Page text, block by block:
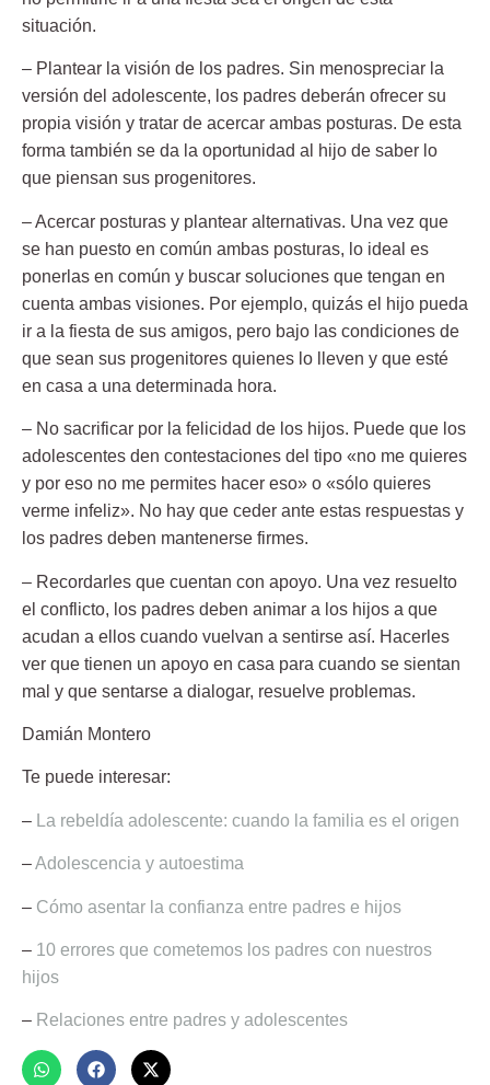
situación.
– Plantear la visión de los padres. Sin menospreciar la
versión del adolescente, los padres deberán ofrecer su
propia visión y tratar de acercar ambas posturas. De esta
forma también se da la oportunidad al hijo de saber lo
que piensan sus progenitores.
– Acercar posturas y plantear alternativas. Una vez que
se han puesto en común ambas posturas, lo ideal es
ponerlas en común y buscar soluciones que tengan en
cuenta ambas visiones. Por ejemplo, quizás el hijo pueda
ir a la fiesta de sus amigos, pero bajo las condiciones de
que sean sus progenitores quienes lo lleven y que esté
en casa a una determinada hora.
– No sacrificar por la felicidad de los hijos. Puede que los
adolescentes den contestaciones del tipo «no me quieres
y por eso no me permites hacer eso» o «sólo quieres
verme infeliz». No hay que ceder ante estas respuestas y
los padres deben mantenerse firmes.
– Recordarles que cuentan con apoyo. Una vez resuelto
el conflicto, los padres deben animar a los hijos a que
acudan a ellos cuando vuelvan a sentirse así. Hacerles
ver que tienen un apoyo en casa para cuando se sientan
mal y que sentarse a dialogar, resuelve problemas.
Damián Montero
Te puede interesar:
– La rebeldía adolescente: cuando la familia es el origen
–Adolescencia y autoestima
– Cómo asentar la confianza entre padres e hijos
– 10 errores que cometemos los padres con nuestros
hijos
– Relaciones entre padres y adolescentes